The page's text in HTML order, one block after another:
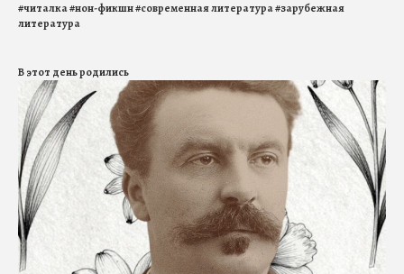
#читалка#нон-фикшн#современная литература#зарубежная
литература
В этот день родились